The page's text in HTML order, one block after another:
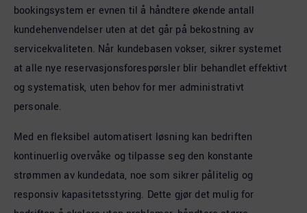
bookingsystem er evnen til å håndtere økende antall
kundehenvendelser uten at det går på bekostning av
servicekvaliteten. Når kundebasen vokser, sikrer systemet
at alle nye reservasjonsforespørsler blir behandlet effektivt
og systematisk, uten behov for mer administrativt
personale.
Med en fleksibel automatisert løsning kan bedriften
kontinuerlig overvåke og tilpasse seg den konstante
strømmen av kundedata, noe som sikrer pålitelig og
responsiv kapasitetsstyring. Dette gjør det mulig for